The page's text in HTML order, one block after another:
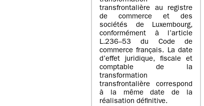
transfrontalière au registre
de commerce et des
sociétés de Luxembourg,
conformément à l’article
L.236–53 du Code de
commerce français. La date
d’effet juridique, fiscale et
comptable de la
transformation
transfrontalière correspond
à la même date de la
réalisation définitive.